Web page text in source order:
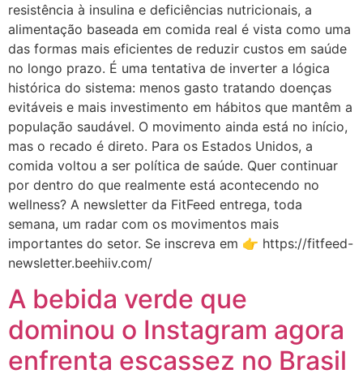
resistência à insulina e deficiências nutricionais, a
alimentação baseada em comida real é vista como uma
das formas mais eficientes de reduzir custos em saúde
no longo prazo. É uma tentativa de inverter a lógica
histórica do sistema: menos gasto tratando doenças
evitáveis e mais investimento em hábitos que mantêm a
população saudável. O movimento ainda está no início,
mas o recado é direto. Para os Estados Unidos, a
comida voltou a ser política de saúde. Quer continuar
por dentro do que realmente está acontecendo no
wellness? A newsletter da FitFeed entrega, toda
semana, um radar com os movimentos mais
importantes do setor. Se inscreva em 👉 https://fitfeed-
newsletter.beehiiv.com/
A bebida verde que
dominou o Instagram agora
enfrenta escassez no Brasil